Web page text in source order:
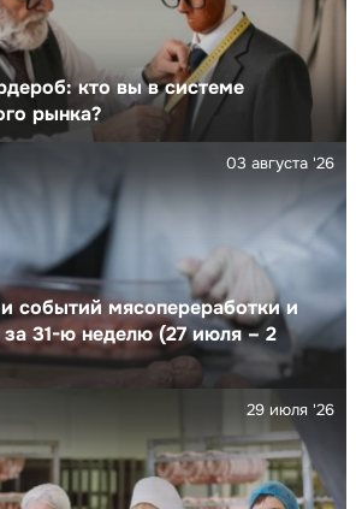
кто вы в системе
рынка?
событий мясопереработки и
31-ю неделю (27 июля – 2
03 августа '26
29 июля '26